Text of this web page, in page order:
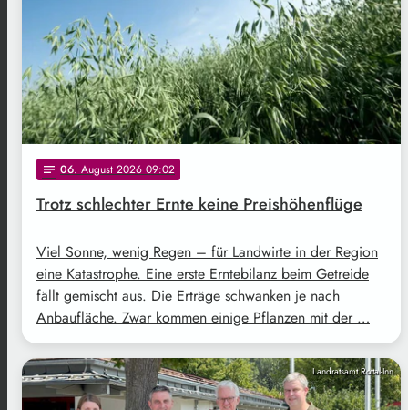
notes 06. August 2026 09:02
Trotz schlechter Ernte keine Preishöhenflüge
Viel Sonne, wenig Regen – für Landwirte in der Region
eine Katastrophe. Eine erste Erntebilanz beim Getreide
fällt gemischt aus. Die Erträge schwanken je nach
Anbaufläche. Zwar kommen einige Pflanzen mit der …
Landratsamt Rottal-Inn